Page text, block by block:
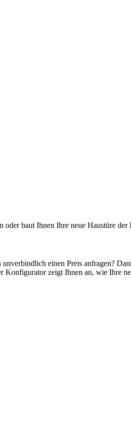
baut Ihnen Ihre neue Haustüre
einen Preis anfragen?
zeigt Ihnen an, wie Ihre